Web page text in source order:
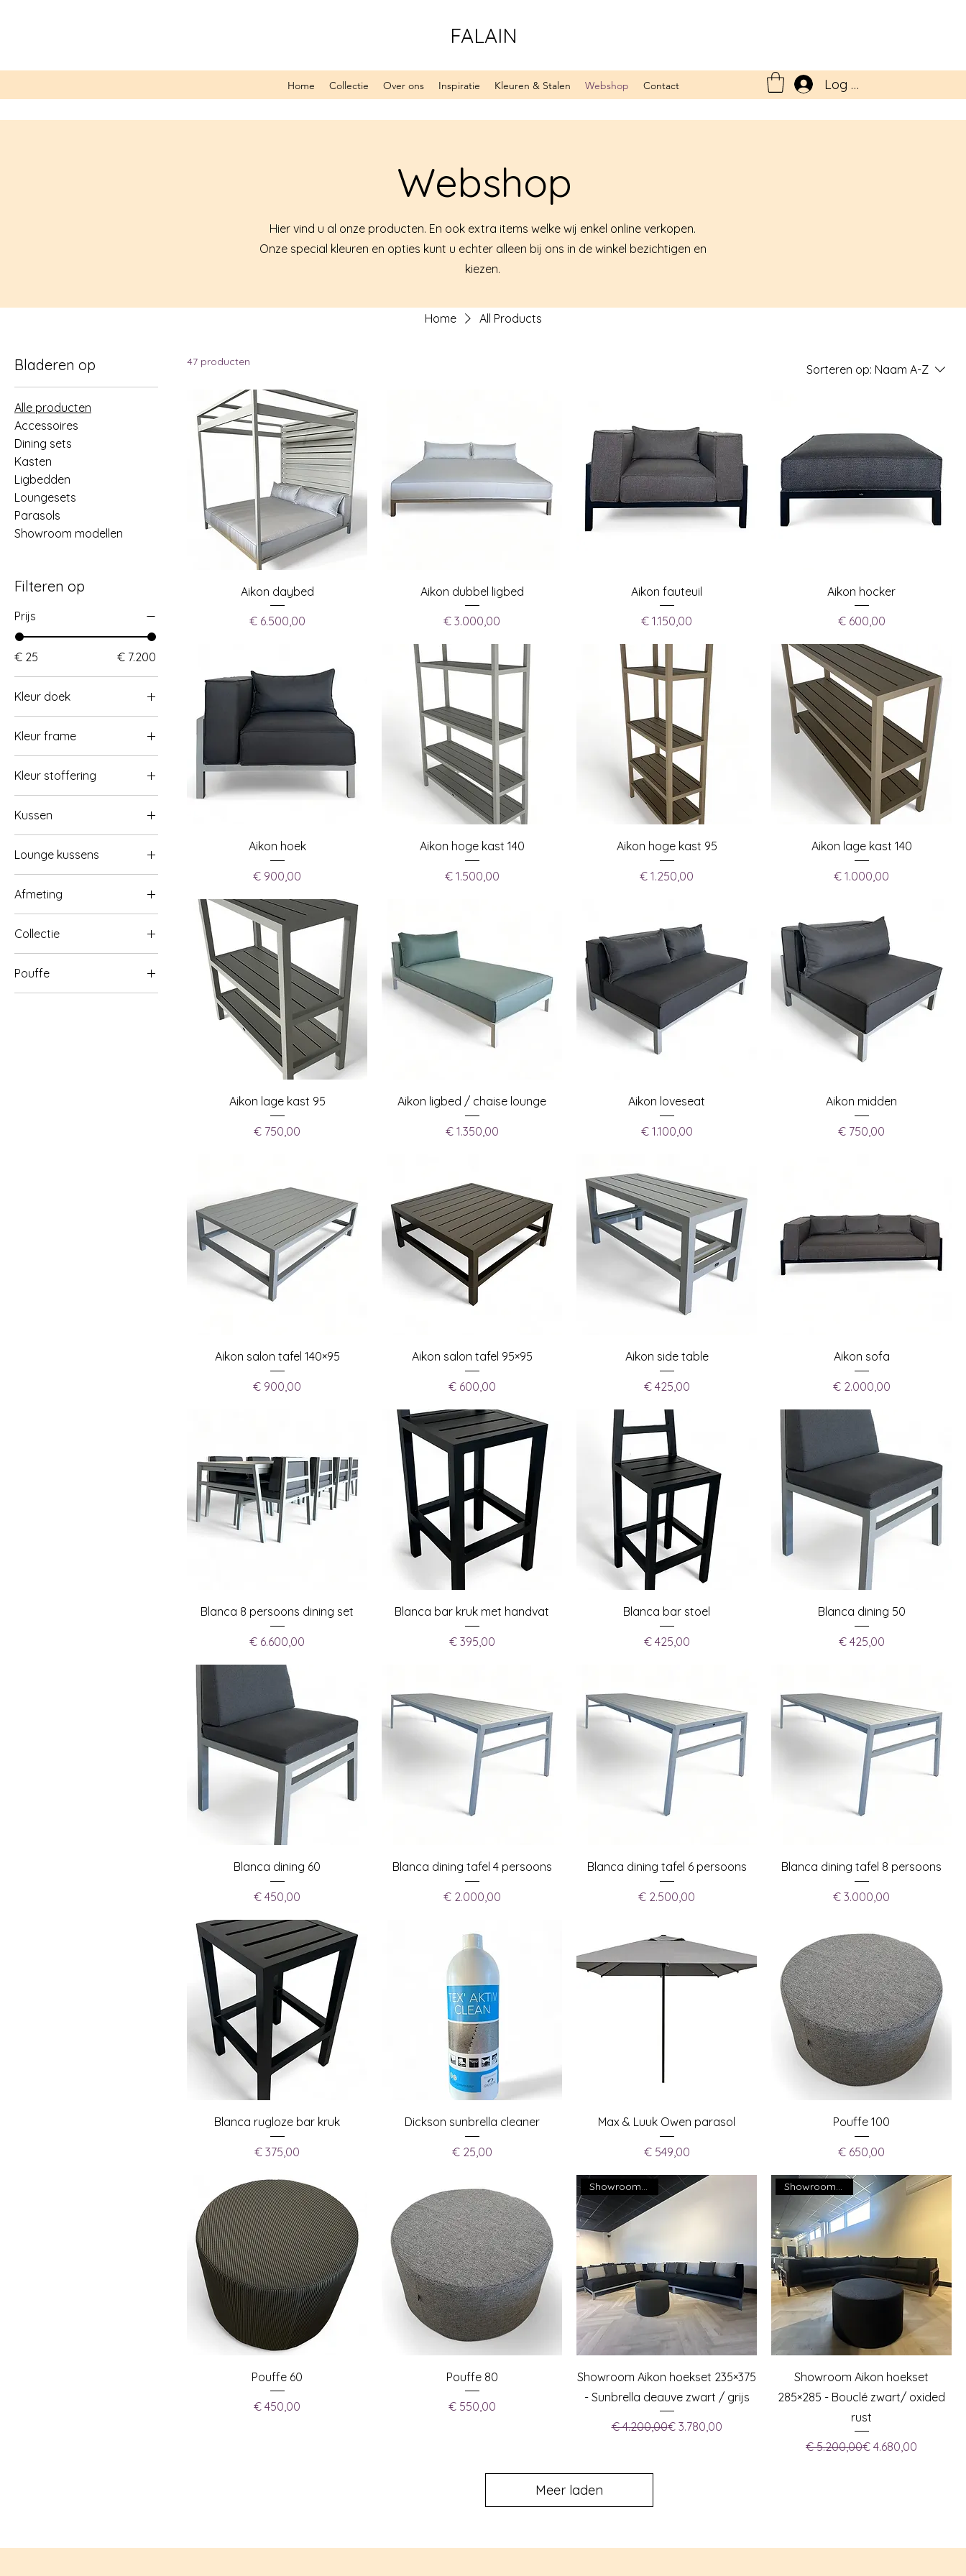
FALAIN
Home Collectie Over ons Inspiratie Kleuren & Stalen Webshop Contact Log In
Webshop
Hier vind u al onze producten. En ook extra items welke wij enkel online verkopen.
Onze special kleuren en opties kunt u echter alleen bij ons in de winkel bezichtigen en
kiezen.
Home All Products
Bladeren op
Alle producten
Accessoires
Dining sets
Kasten
Ligbedden
Loungesets
Parasols
Showroom modellen
Filteren op
Prijs
€ 25 € 7.200
Kleur doek
Kleur frame
Kleur stoffering
Kussen
Lounge kussens
Afmeting
50×50
Collectie
Blanca
Pouffe
47 producten
Sorteren op: Naam A-Z
Aikon daybed
Prijs
€ 6.500,00
Aikon dubbel ligbed
Prijs
€ 3.000,00
Aikon fauteuil
Prijs
€ 1.150,00
Aikon hocker
Prijs
€ 600,00
Aikon hoek
Prijs
€ 900,00
Aikon hoge kast 140
Prijs
€ 1.500,00
Aikon hoge kast 95
Prijs
€ 1.250,00
Aikon lage kast 140
Prijs
€ 1.000,00
Aikon lage kast 95
Prijs
€ 750,00
Aikon ligbed / chaise lounge
Prijs
€ 1.350,00
Aikon loveseat
Prijs
€ 1.100,00
Aikon midden
Prijs
€ 750,00
Aikon salon tafel 140×95
Prijs
€ 900,00
Aikon salon tafel 95×95
Prijs
€ 600,00
Aikon side table
Prijs
€ 425,00
Aikon sofa
Prijs
€ 2.000,00
Blanca 8 persoons dining set
Prijs
€ 6.600,00
Blanca bar kruk met handvat
Prijs
€ 395,00
Blanca bar stoel
Prijs
€ 425,00
Blanca dining 50
Prijs
€ 425,00
Blanca dining 60
Prijs
€ 450,00
Blanca dining tafel 4 persoons
Prijs
€ 2.000,00
Blanca dining tafel 6 persoons
Prijs
€ 2.500,00
Blanca dining tafel 8 persoons
Prijs
€ 3.000,00
Blanca rugloze bar kruk
Prijs
€ 375,00
Dickson sunbrella cleaner
Prijs
€ 25,00
Max & Luuk Owen parasol
Prijs
€ 549,00
Pouffe 100
Prijs
€ 650,00
Pouffe 60
Prijs
€ 450,00
Pouffe 80
Prijs
€ 550,00
Showroom model
Showroom Aikon hoekset 235×375
- Sunbrella deauve zwart / grijs
Normale prijs
€ 4.200,00Verkoopprijs
€ 3.780,00
Showroom model
Showroom Aikon hoekset
285×285 - Bouclé zwart/ oxided
rust
Normale prijs
€ 5.200,00Verkoopprijs
€ 4.680,00
Meer laden